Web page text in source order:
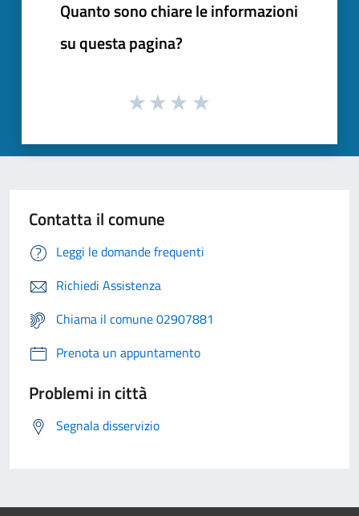
Quanto sono chiare le informazioni
su questa pagina?
Contatta il comune
Leggi le domande frequenti
Richiedi Assistenza
Chiama il comune 02907881
Prenota un appuntamento
Problemi in città
Segnala disservizio